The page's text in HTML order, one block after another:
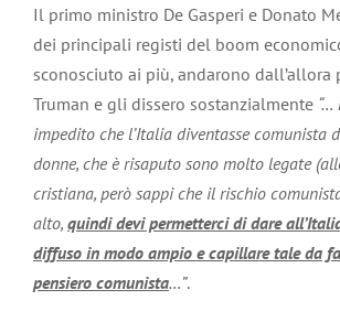
Il primo ministro De Gasperi e Donato
dei principali registi del boom
sconosciuto ai più, andarono dall’allora
Truman e gli dissero sostanzialmente
impedito che l’Italia diventasse comunista
donne, che è risaputo sono molto legate
cristiana, però sappi che il rischio
alto, quindi devi permetterci di dare
diffuso in modo ampio e capillare tale da
pensiero comunista…”.